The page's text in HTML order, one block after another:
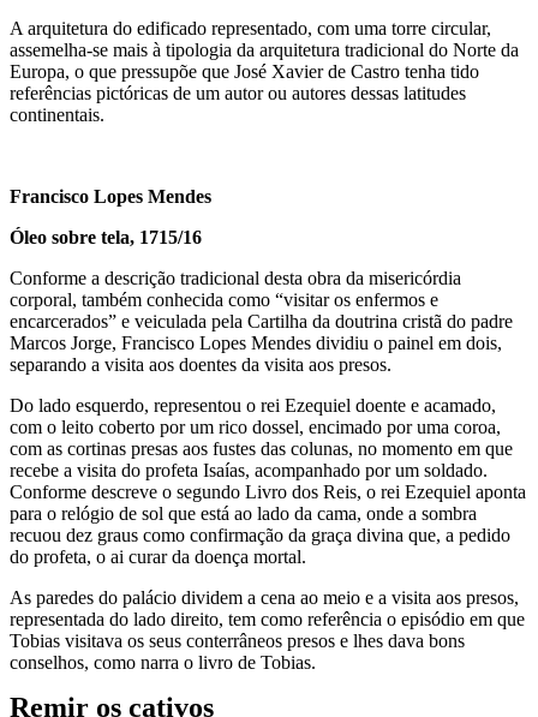
A arquitetura do edificado representado, com uma torre circular,
assemelha-se mais à tipologia da arquitetura tradicional do Norte da
Europa, o que pressupõe que José Xavier de Castro tenha tido
referências pictóricas de um autor ou autores dessas latitudes
continentais.
Francisco Lopes Mendes
Óleo sobre tela, 1715/16
Conforme a descrição tradicional desta obra da misericórdia
corporal, também conhecida como “visitar os enfermos e
encarcerados” e veiculada pela Cartilha da doutrina cristã do padre
Marcos Jorge, Francisco Lopes Mendes dividiu o painel em dois,
separando a visita aos doentes da visita aos presos.
Do lado esquerdo, representou o rei Ezequiel doente e acamado,
com o leito coberto por um rico dossel, encimado por uma coroa,
com as cortinas presas aos fustes das colunas, no momento em que
recebe a visita do profeta Isaías, acompanhado por um soldado.
Conforme descreve o segundo Livro dos Reis, o rei Ezequiel aponta
para o relógio de sol que está ao lado da cama, onde a sombra
recuou dez graus como confirmação da graça divina que, a pedido
do profeta, o ai curar da doença mortal.
As paredes do palácio dividem a cena ao meio e a visita aos presos,
representada do lado direito, tem como referência o episódio em que
Tobias visitava os seus conterrâneos presos e lhes dava bons
conselhos, como narra o livro de Tobias.
Remir os cativos